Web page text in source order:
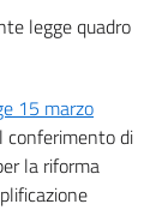
legge quadro
15 marzo
conferimento di
la riforma